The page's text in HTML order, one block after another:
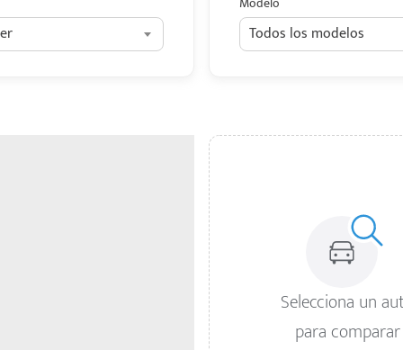
Todos los modelos
Selecciona un
para comparar